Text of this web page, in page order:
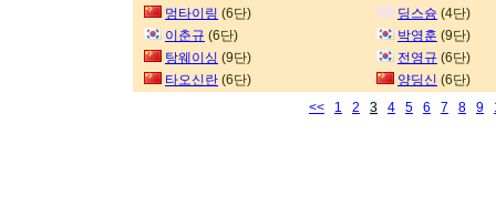
멍타이링 (6단) 딩스슝 (4단)
이춘규 (6단) 박영훈 (9단)
탕웨이싱 (9단) 전영규 (6단)
타오신란 (6단) 양딩신 (6단)
<<
1 2 3 4 5 6 7 8 9